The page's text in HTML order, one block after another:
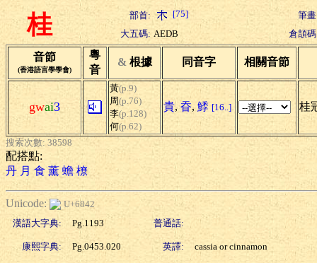
桂 部首: [75]
筆
大五碼: AEDB 倉頡
音節
(香港語言學學會)
粵
音
& 根據 同音字 相關音節
gwai3
黃(p.9)
周(p.76)
李(p.128)
何(p.62)
貴, 昋, 鯚 [16..] 桂
搜索次數: 38598
配搭點:
丹 月 食 薰 蟾 橑
Unicode:
U+6842
漢語大字典:
Pg.1193 普通話:
康熙字典: Pg.0453.020 英譯: cassia or cinnamon